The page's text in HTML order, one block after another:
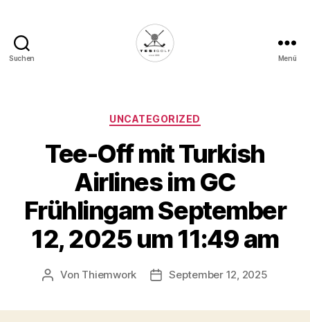
Suchen
Deine
Plattform
für
Golfbegeisterte!
Menü
Kategorien
UNCATEGORIZED
Tee-Off mit Turkish
Airlines im GC
Frühlingam September
12, 2025 um 11:49 am
Beitragsautor
Von Thiemwork Veröffentlichungsdatum
September 12, 2025